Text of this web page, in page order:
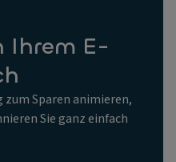
Ihrem E-
zum Sparen animieren,
Sie ganz einfach